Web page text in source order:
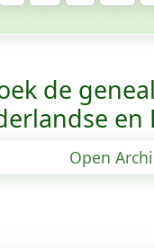
de
en
Open